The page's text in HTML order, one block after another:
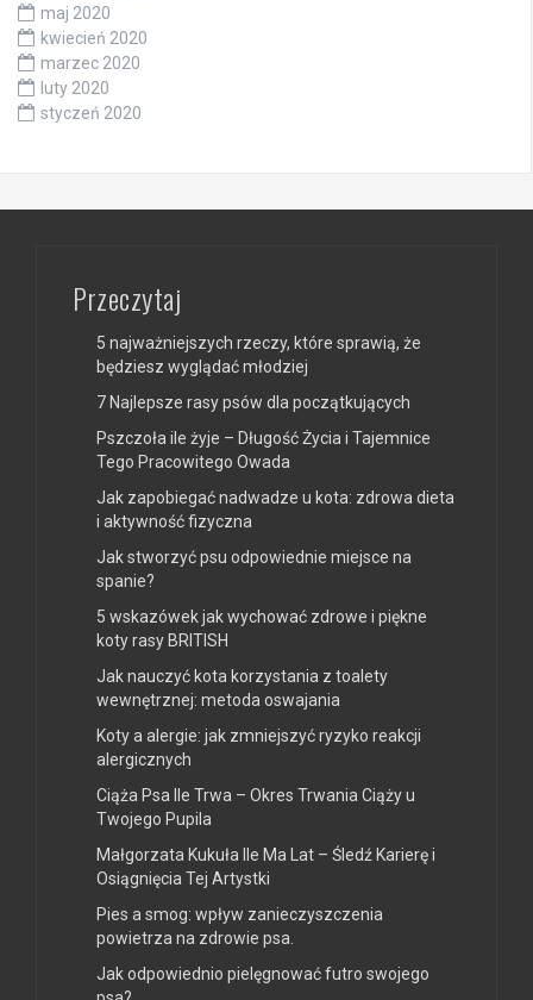
maj 2020
kwiecień 2020
marzec 2020
luty 2020
styczeń 2020
Przeczytaj
5 najważniejszych rzeczy, które sprawią, że
będziesz wyglądać młodziej
7 Najlepsze rasy psów dla początkujących
Pszczoła ile żyje – Długość Życia i Tajemnice
Tego Pracowitego Owada
Jak zapobiegać nadwadze u kota: zdrowa dieta
i aktywność fizyczna
Jak stworzyć psu odpowiednie miejsce na
spanie?
5 wskazówek jak wychować zdrowe i piękne
koty rasy BRITISH
Jak nauczyć kota korzystania z toalety
wewnętrznej: metoda oswajania
Koty a alergie: jak zmniejszyć ryzyko reakcji
alergicznych
Ciąża Psa Ile Trwa – Okres Trwania Ciąży u
Twojego Pupila
Małgorzata Kukuła Ile Ma Lat – Śledź Karierę i
Osiągnięcia Tej Artystki
Pies a smog: wpływ zanieczyszczenia
powietrza na zdrowie psa.
Jak odpowiednio pielęgnować futro swojego